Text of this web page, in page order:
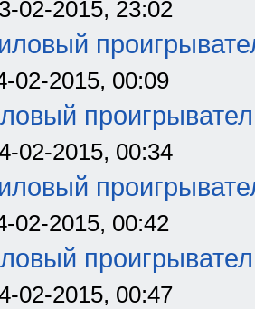
02-2015, 23:02
02-2015, 00:09
02-2015, 00:34
02-2015, 00:42
02-2015, 00:47